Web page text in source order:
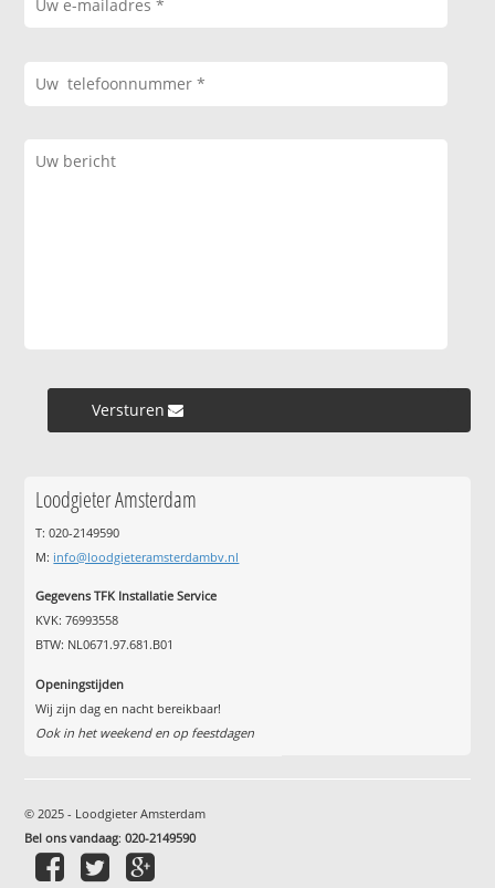
Versturen »
Loodgieter Amsterdam
T: 020-2149590
M: info@loodgieteramsterdambv.nl
Gegevens TFK Installatie Service
KVK: 76993558
BTW: NL0671.97.681.B01
Openingstijden
Wij zijn dag en nacht bereikbaar!
Ook in het weekend en op feestdagen
© 2025 - Loodgieter Amsterdam
Bel ons vandaag:020-2149590